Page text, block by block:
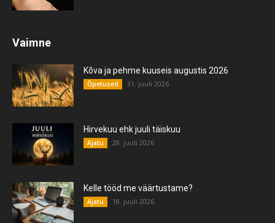
Vaimne
Kõva ja pehme kuuseis augustis 2026
Õpetused 31. juuli 2026
Hirvekuu ehk juuli täiskuu
Ajatu 28. juuli 2026
Kelle tööd me väärtustame?
Ajatu 18. juuli 2026